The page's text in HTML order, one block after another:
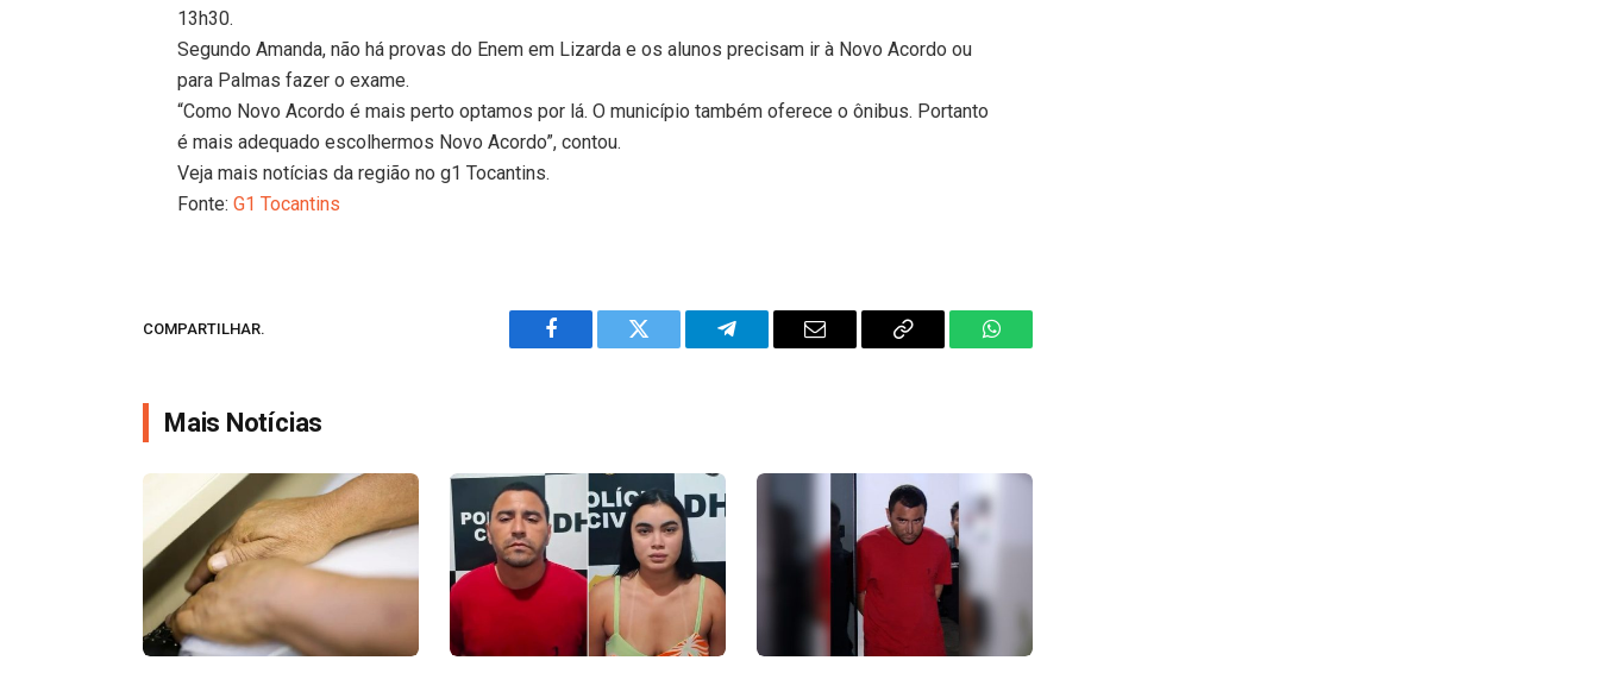
13h30.
Segundo Amanda, não há provas do Enem em Lizarda e os alunos precisam ir à Novo Acordo ou
para Palmas fazer o exame.
“Como Novo Acordo é mais perto optamos por lá. O município também oferece o ônibus. Portanto
é mais adequado escolhermos Novo Acordo”, contou.
Veja mais notícias da região no g1 Tocantins.
Fonte:G1 Tocantins
COMPARTILHAR.
Facebook Twitter Telegram Email
Copy
WhatsApp
Mais Notícias